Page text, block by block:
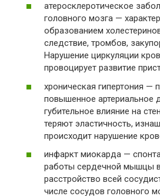
атеросклеротическое
головного мозга —
образованием
следствие, тромбов,
Нарушение циркуляции
провоцирует развитие
хроническая гипертония —
повышенное артериальное
губительное влияние на
теряют эластичность,
происходит нарушение
инфаркт миокарда —
работы сердечной мышцы
расстройство всей
числе сосудов головного